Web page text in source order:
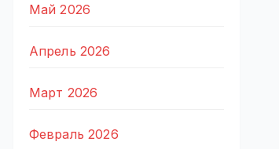
Май 2026
Апрель 2026
Март 2026
Февраль 2026